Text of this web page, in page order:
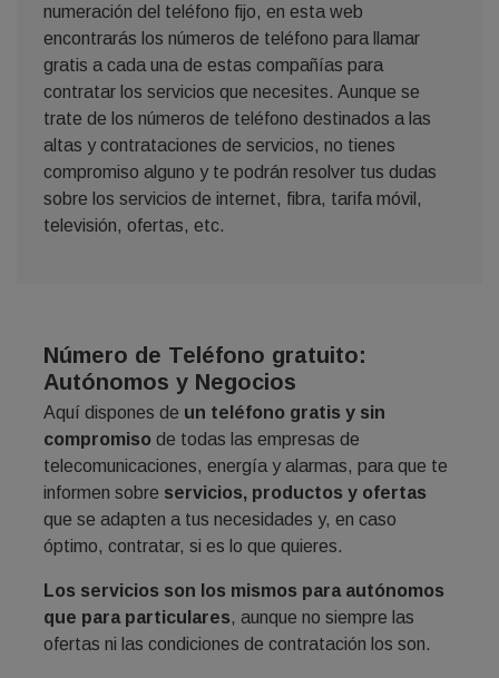
numeración del teléfono fijo, en esta web
encontrarás los números de teléfono para llamar
gratis a cada una de estas compañías para
contratar los servicios que necesites. Aunque se
trate de los números de teléfono destinados a las
altas y contrataciones de servicios, no tienes
compromiso alguno y te podrán resolver tus dudas
sobre los servicios de internet, fibra, tarifa móvil,
televisión, ofertas, etc.
Número de Teléfono gratuito:
Autónomos y Negocios
Aquí dispones de un teléfono gratis y sin
compromiso de todas las empresas de
telecomunicaciones, energía y alarmas, para que te
informen sobre servicios, productos y ofertas
que se adapten a tus necesidades y, en caso
óptimo, contratar, si es lo que quieres.
Los servicios son los mismos para autónomos
que para particulares, aunque no siempre las
ofertas ni las condiciones de contratación los son.